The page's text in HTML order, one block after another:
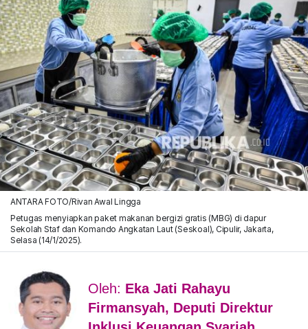
ANTARA FOTO/Rivan Awal Lingga
Petugas menyiapkan paket makanan bergizi gratis (MBG) di dapur
Sekolah Staf dan Komando Angkatan Laut (Seskoal), Cipulir, Jakarta,
Selasa (14/1/2025).
Oleh: Eka Jati Rahayu
Firmansyah, Deputi Direktur